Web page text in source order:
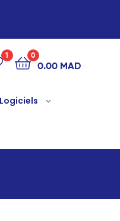
1 0
0.00 MAD
Logiciels